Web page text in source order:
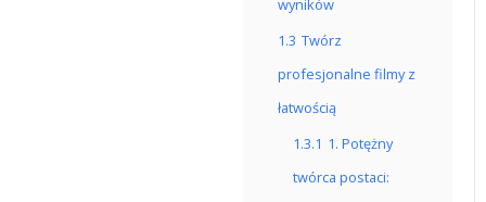
wyników
1.3 Twórz
profesjonalne filmy z
łatwością
1.3.1 1. Potężny
twórca postaci: